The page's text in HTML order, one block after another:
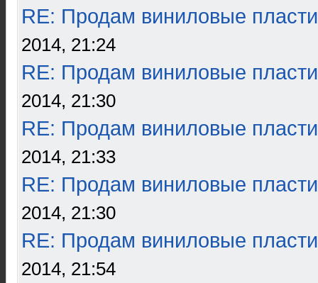
RE: Продам виниловые
2014, 21:24
RE: Продам виниловые
2014, 21:30
RE: Продам виниловые
2014, 21:33
RE: Продам виниловые
2014, 21:30
RE: Продам виниловые
2014, 21:54